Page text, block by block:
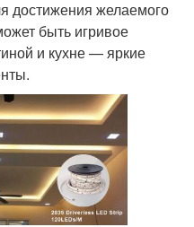
достижения желаемого
быть игривое
и кухне — яркие